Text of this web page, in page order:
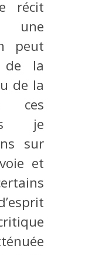
récit
une
peut
de la
de la
ces
je
sur
et